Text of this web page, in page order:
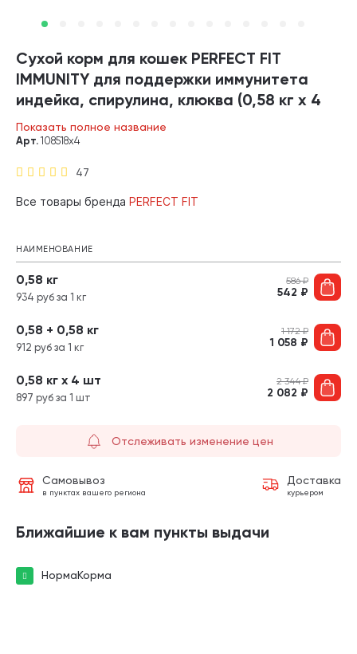
Сухой корм для кошек PERFECT FIT
IMMUNITY для поддержки иммунитета
индейка, спирулина, клюква (0,58 кг х 4
шт)
Показать полное название
47
Арт. 108518х4
Все товары бренда PERFECT FIT
НАИМЕНОВАНИЕ
0,58 кг
934 руб за 1 кг
586₽
542 ₽
0,58 + 0,58 кг
912 руб за 1 кг
1 172₽
1 058 ₽
0,58 кг х 4 шт
897 руб за 1 шт
2 344₽
2 082 ₽
Отслеживать изменение цен
Самовывоз
в пунктах вашего региона
Доставка
курьером
Ближайшие к вам пункты выдачи
НормаКорма